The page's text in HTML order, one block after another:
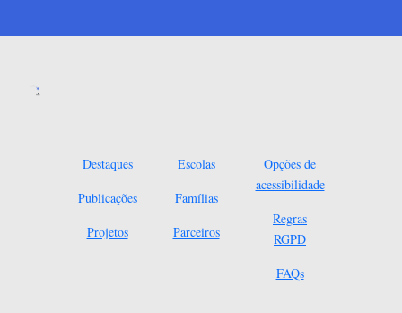
Destaques
Publicações
Projetos
Escolas
Famílias
Parceiros
Opções de
acessibilidade
Regras
RGPD
FAQs